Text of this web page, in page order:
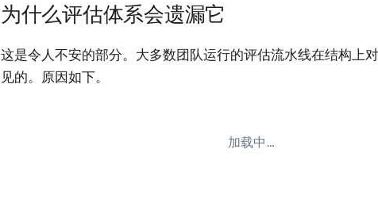
为什么评估体系会遗漏它
这是令人不安的部分。大多数团队运行的评估流水线在结构上
见的。原因如下。
加载中…